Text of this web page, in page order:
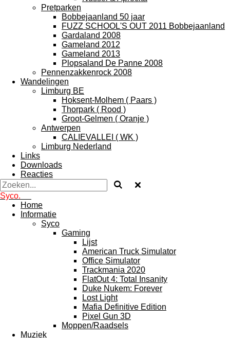
Pretparken
Bobbejaanland 50 jaar
FUZZ SCHOOL'S OUT 2011 Bobbejaanland
Gardaland 2008
Gameland 2012
Gameland 2013
Plopsaland De Panne 2008
Pennenzakkenrock 2008
Wandelingen
Limburg BE
Hoksent-Molhem ( Paars )
Thorpark ( Rood )
Groot-Gelmen ( Oranje )
Antwerpen
CALIEVALLEI ( WK )
Limburg Nederland
Links
Downloads
Reacties
Syco.
Home
Informatie
Syco
Gaming
Lijst
American Truck Simulator
Office Simulator
Trackmania 2020
FlatOut 4: Total Insanity
Duke Nukem: Forever
Lost Light
Mafia Definitive Edition
Pixel Gun 3D
Moppen/Raadsels
Muziek